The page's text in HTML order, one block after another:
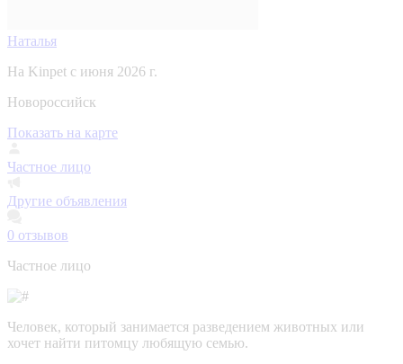
Наталья
На Kinpet c июня 2026 г.
Новороссийск
Показать на карте
Частное лицо
Другие объявления
0 отзывов
Частное лицо
Человек, который занимается разведением животных или
хочет найти питомцу любящую семью.